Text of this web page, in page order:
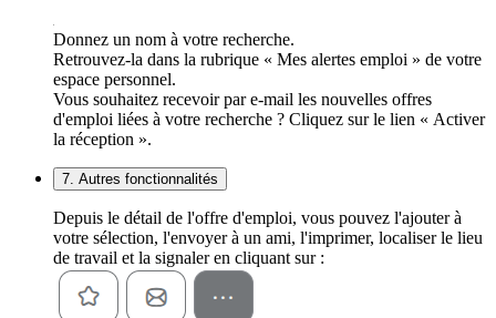
Donnez un nom à votre recherche.
Retrouvez-la dans la rubrique « Mes alertes emploi » de votre
espace personnel.
Vous souhaitez recevoir par e-mail les nouvelles offres
d'emploi liées à votre recherche ? Cliquez sur le lien « Activer
la réception ».
7. Autres fonctionnalités
Depuis le détail de l'offre d'emploi, vous pouvez l'ajouter à
votre sélection, l'envoyer à un ami, l'imprimer, localiser le lieu
de travail et la signaler en cliquant sur :